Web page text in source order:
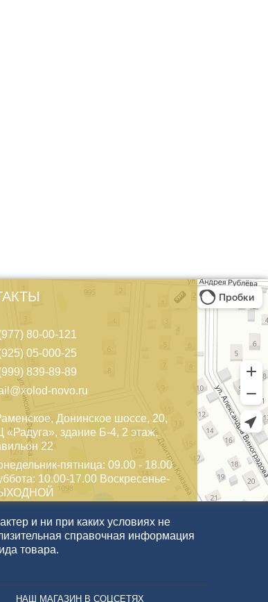
80-00-121
05-000-25
839-89-89
novo.ru
Донинское шоссе, 20,
«Радуга», здание Б-4, 2 этаж,
22
пятница: 09.00 - 18.00
10.00-17.00 Воскресенье-
и ни при каких условиях не
справочная информация
товара.
НАШ МАГАЗИН В СОЦСЕТЯХ